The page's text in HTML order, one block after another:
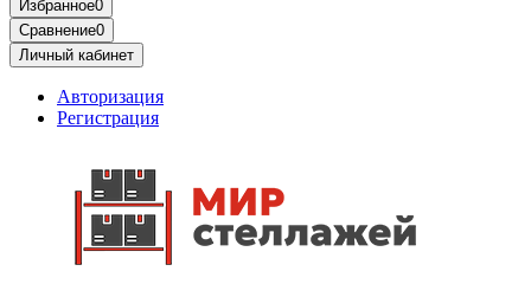
Избранное0
Сравнение0
Личный кабинет
Авторизация
Регистрация